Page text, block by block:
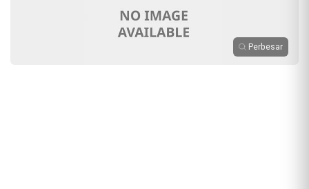
Perbesar